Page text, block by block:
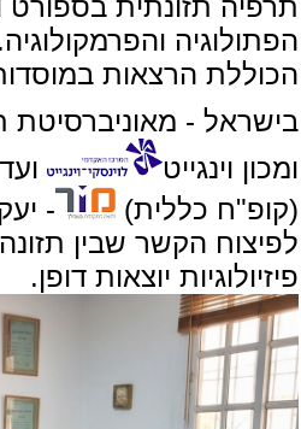
הפתולוגיה
הכוללת הרצאות
בישראל - מאוניברסיטת
ומכון וינגייט
(קופ"ח כללית)
-
לפיצוח הקשר שבין
פיזיולוגיות יוצאות דופן.